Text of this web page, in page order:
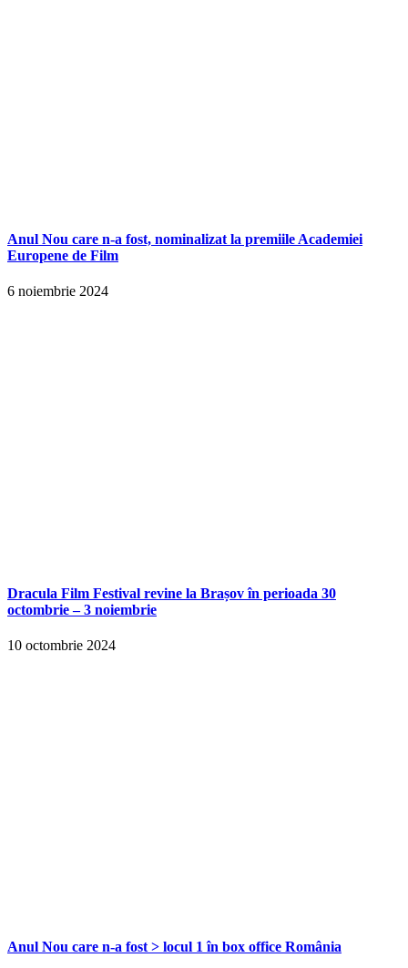
Anul Nou care n-a fost, nominalizat la premiile Academiei
Europene de Film
6 noiembrie 2024
Dracula Film Festival revine la Brașov în perioada 30
octombrie – 3 noiembrie
10 octombrie 2024
Anul Nou care n-a fost > locul 1 în box office România